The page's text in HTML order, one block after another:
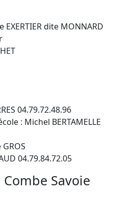
dite MONNARD
04.79.72.48.96
: Michel BERTAMELLE
04.79.84.72.05
Savoie